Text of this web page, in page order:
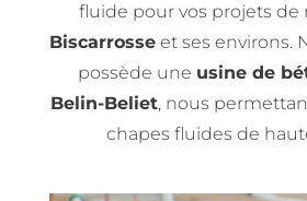
fluide pour vos projets de
Biscarrosse et ses environs.
possède une usine de
Belin-Beliet, nous
chapes fluides de